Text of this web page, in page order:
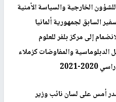
الخارجية والسياسة الأمنية
السابق لجمهورية ألمانيا
إلى مركز بلفر للعلوم
والمفاوضات كزملاء
2021
أمس على لسان نائب وزير